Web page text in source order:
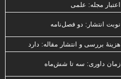
اعتبار مجله: علمی
نوبت انتشار: دو فصل‌نامه
هزینۀ بررسی و انتشار مقاله: دارد
زمان داوری: سه تا شش‌ماه